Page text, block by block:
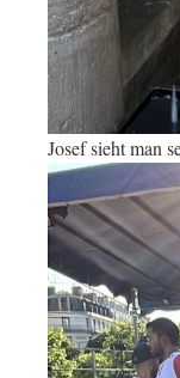
Josef sieht man